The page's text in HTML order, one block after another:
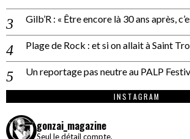
Gilb’R : « Être encore là 30 ans après,
Plage de Rock : et si on allait à Saint
Un reportage pas neutre au PALP
INSTAGRAM
gonzai_magazine
Seul le détail compte.